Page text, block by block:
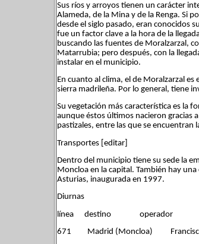
Sus ríos y arroyos tienen un carácter
Alameda, de la Mina y de la Renga. Si
desde el siglo pasado, eran conocidos
fue un factor clave a la hora de la
buscando las fuentes de Moralzarzal,
Matarrubia; pero después, con la
instalar en el municipio.
En cuanto al clima, el de Moralzarzal
sierra madrileña. Por lo general, tiene
Su vegetación más característica es la
aunque éstos últimos nacieron gracias
pastizales, entre las que se encuentran
Transportes [editar]
Dentro del municipio tiene su sede la
Moncloa en la capital. También hay
Asturias, inaugurada en 1997.
Diurnas
línea destino operador
671 Madrid (Moncloa) Francisco